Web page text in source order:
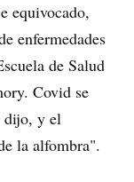
equivocado,
enfermedades
de Salud
Covid se
dijo, y el
la alfombra".